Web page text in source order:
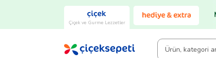
Çiçek ve Gurme Lezzetler